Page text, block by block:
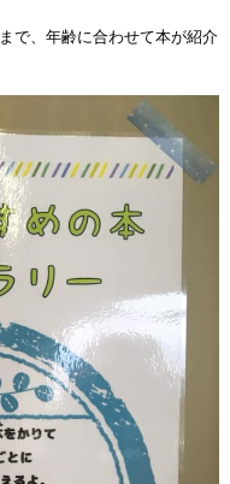
で、年齢に合わせて本が紹介